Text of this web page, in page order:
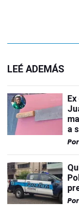
LEÉ ADEMÁS
a
Por
Por